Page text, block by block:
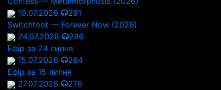
10.07.2026
291
Switchfoot — Forever Now (2026)
24.07.2026
286
Ефір за 24 липня
15.07.2026
284
Ефір за 15 липня
27.07.2026
276